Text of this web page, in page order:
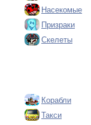
Насекомые
Призраки
Скелеты
Корабли
Такси